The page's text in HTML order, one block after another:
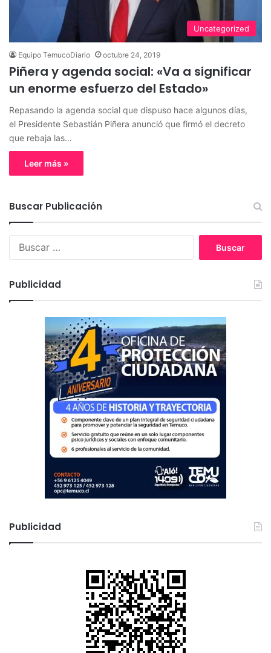
Uncategorized
Equipo TemucoDiario octubre 24, 2019
Piñera y agenda social: «Va a significar
un enorme esfuerzo del Estado»
Repasando la agenda social que dispuso hace algunos días,
el Presidente Sebastián Piñera anunció que firmó el decreto
que rebaja las…
Leer más »
Buscar Publicación
:
Publicidad
Publicidad